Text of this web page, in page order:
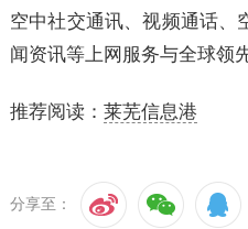
空中社交通讯、视频通话、
闻资讯等上网服务与全球领
推荐阅读： 莱芜信息港
分享至：